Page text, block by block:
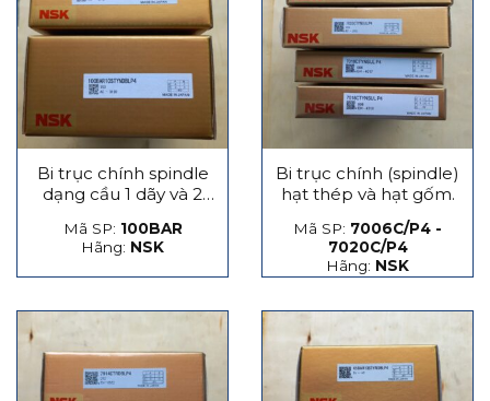
Bi trục chính spindle
dạng cầu 1 dãy và 2
Mã SP: 100BAR
Hãng: NSK
Bi trục chính (spindle)
hạt thép và hạt gốm.
Mã SP: 7006C/P4 -
7020C/P4
Hãng: NSK